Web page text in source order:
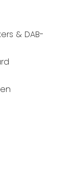
& DAB-